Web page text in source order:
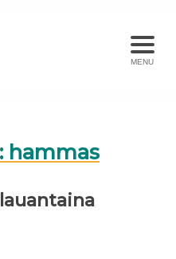
MENU
hammas